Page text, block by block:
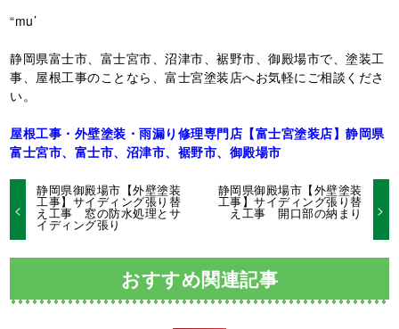
“mu’
静岡県富士市、富士宮市、沼津市、裾野市、御殿場市で、塗装工
事、屋根工事のことなら、富士宮塗装店へお気軽にご相談くださ
い。
屋根工事・外壁塗装・雨漏り修理専門店【富士宮塗装店】静岡県
富士宮市、富士市、沼津市、裾野市、御殿場市
静岡県御殿場市【外壁塗装
工事】サイディング張り替
え工事 窓の防水処理とサ
イディング張り
静岡県御殿場市【外壁塗装
工事】サイディング張り替
え工事 開口部の納まり
おすすめ関連記事